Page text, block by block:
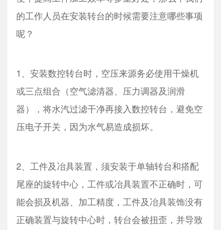
的工作人员在安装转台的时候需要注意哪些事项
呢？
1、安装数控转台时，空压来源务必使用干燥机
或三点组合（空气滤清器、压力调器及润滑
器），将水汽过滤干净再接入数控转台，避免空
压电子开关，因为水气易造成损坏。
2、工件及冶具装置，须安装于单轴转台和搭配
尾座的旋转中心，工件或冶具装置不正确时，可
能会损及机器、加工精度，工件及冶具装饰没有
正确装置与旋转中心时，转台会被扭歪，并导致